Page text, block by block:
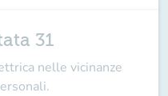
31
nelle vicinanze